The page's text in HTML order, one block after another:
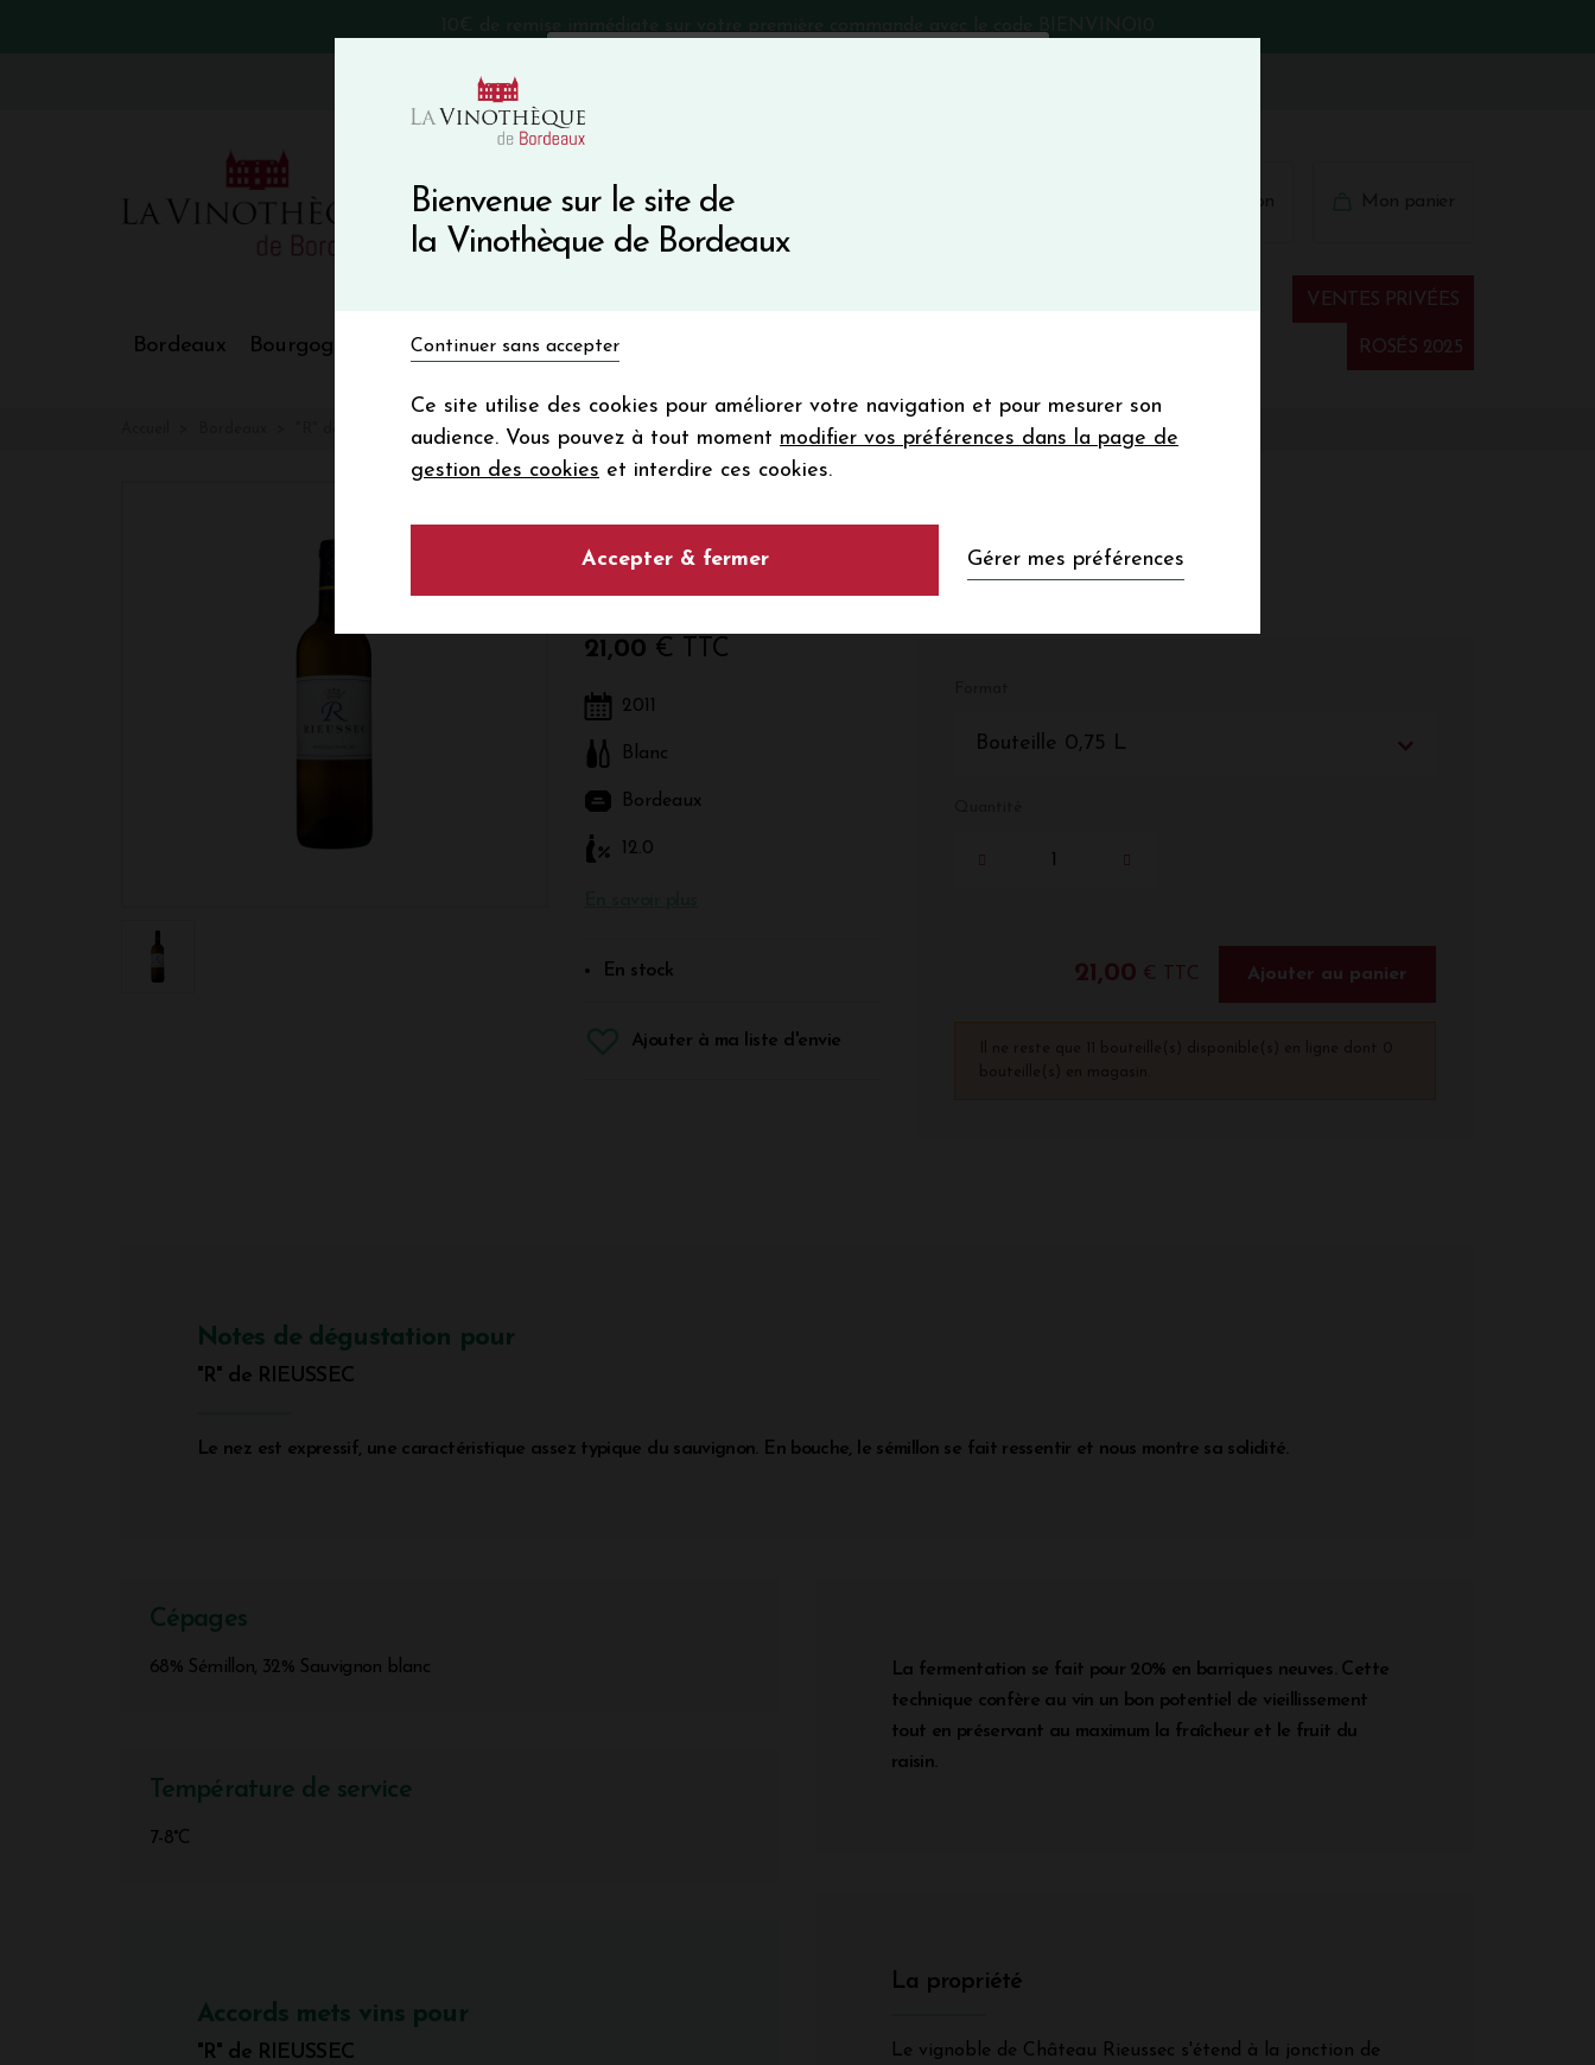
Bienvenue sur le site de
la Vinothèque de Bordeaux
Continuer sans accepter
Ce site utilise des cookies pour améliorer votre navigation et pour mesurer son
audience. Vous pouvez à tout moment modifier vos préférences dans la page de
gestion des cookies et interdire ces cookies.
Accepter & fermer Gérer mes préférences
VinoBlog
Bordeaux Bourgogne Nos Régions Vins du monde ROSÉS 2025
VENTES PRIVÉES
"R" de RIEUSSEC 2011
Blanc - Bordeaux - Bordeaux
21,00 € TTC
2011
Blanc
Bordeaux
12.0
En stock
Ajouter à ma liste d'envie
Bouteille 0,75 L
21,00 € TTC Ajouter au panier
Notes de dégustation pour
"R" de RIEUSSEC
Le nez est expressif, une caractéristique assez typique du sauvignon. En bouche, le sémillon se fait ressentir et nous montre sa solidité.
Cépages
68% Sémillon, 32% Sauvignon blanc
Température de service
7-8°C
Accords mets vins pour
"R" de RIEUSSEC
La fermentation se fait pour 20% en barriques neuves. Cette
technique confère au vin un bon potentiel de vieillissement
tout en préservant au maximum la fraîcheur et le fruit du
raisin.
La propriété
Le vignoble de Château Rieussec s'étend à la jonction de
En m’abonnant, j’accepte de recevoir la newsletter de la
Vinothèque de Bordeaux.